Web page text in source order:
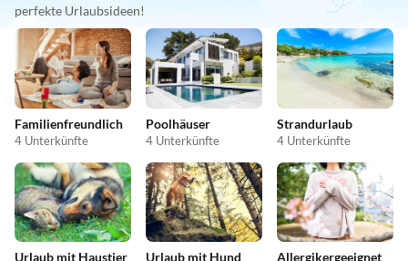
perfekte Urlaubsideen!
Familienfreundlich
4 Unterkünfte
Poolhäuser
4 Unterkünfte
Strandurlaub
4 Unterkünfte
Urlaub mit Haustier Urlaub mit Hund Allergikergeeignet